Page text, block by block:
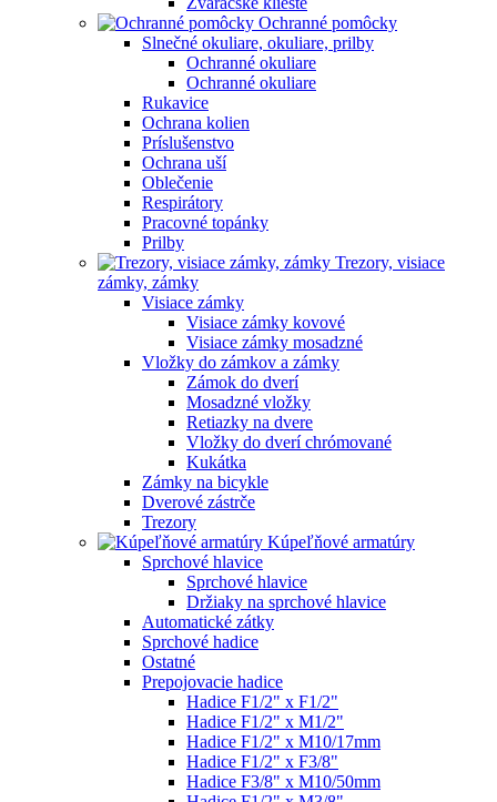
Ochranné pomôcky
Slnečné okuliare, okuliare, prilby
Ochranné okuliare
Ochranné okuliare
Rukavice
Ochrana kolien
Príslušenstvo
Ochrana uší
Oblečenie
Respirátory
Pracovné topánky
Prilby
Trezory, visiace
zámky, zámky
Visiace zámky
Visiace zámky kovové
Visiace zámky mosadzné
Vložky do zámkov a zámky
Zámok do dverí
Mosadzné vložky
Retiazky na dvere
Vložky do dverí chrómované
Kukátka
Zámky na bicykle
Dverové zástrče
Trezory
Kúpeľňové armatúry
Sprchové hlavice
Sprchové hlavice
Držiaky na sprchové hlavice
Automatické zátky
Sprchové hadice
Ostatné
Prepojovacie hadice
Hadice F1/2" x F1/2"
Hadice F1/2" x M1/2"
Hadice F1/2" x M10/17mm
Hadice F1/2" x F3/8"
Hadice F3/8" x M10/50mm